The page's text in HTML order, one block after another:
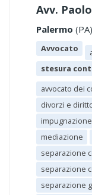
Avv.
Palermo
Avvocato
stesura
avvocato dei
divorzi e
mediazione
separazione
separazione
separazione